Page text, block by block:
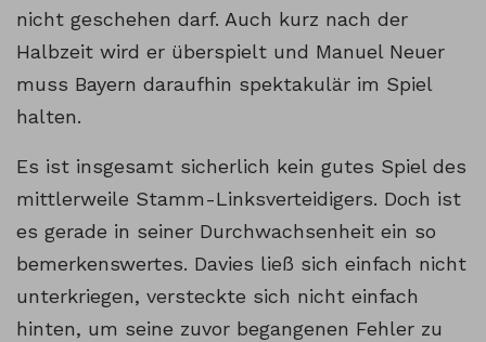
nicht geschehen darf. Auch kurz nach der
Halbzeit wird er überspielt und Manuel Neuer
muss Bayern daraufhin spektakulär im Spiel
halten.
Es ist insgesamt sicherlich kein gutes Spiel des
mittlerweile Stamm-Linksverteidigers. Doch ist
es gerade in seiner Durchwachsenheit ein so
bemerkenswertes. Davies ließ sich einfach nicht
unterkriegen, versteckte sich nicht einfach
hinten, um seine zuvor begangenen Fehler zu